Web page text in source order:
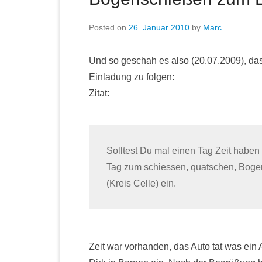
Posted on 26. Januar 2010 by Marc
Und so geschah es also (20.07.2009),
Einladung zu folgen:
Zitat:
Solltest Du mal einen Tag Zeit
Tag zum schiessen, quatschen,
(Kreis Celle) ein.
Zeit war vorhanden, das Auto tat was ein